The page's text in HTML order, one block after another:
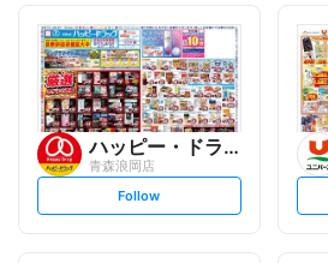
l
o
w
ハッピー・ドラッグ
青森浪岡店
s
Follow